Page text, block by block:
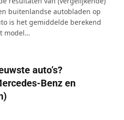
buitenlandse autobladen op
is het gemiddelde berekend
model…
auto’s?
Benz en